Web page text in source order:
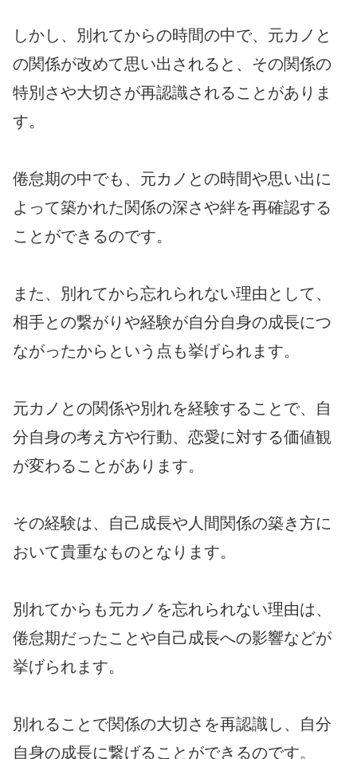
しかし、別れてからの時間の中で、元カノと
の関係が改めて思い出されると、その関係の
特別さや大切さが再認識されることがありま
す。
倦怠期の中でも、元カノとの時間や思い出に
よって築かれた関係の深さや絆を再確認する
ことができるのです。
また、別れてから忘れられない理由として、
相手との繋がりや経験が自分自身の成長につ
ながったからという点も挙げられます。
元カノとの関係や別れを経験することで、自
分自身の考え方や行動、恋愛に対する価値観
が変わることがあります。
その経験は、自己成長や人間関係の築き方に
おいて貴重なものとなります。
別れてからも元カノを忘れられない理由は、
倦怠期だったことや自己成長への影響などが
挙げられます。
別れることで関係の大切さを再認識し、自分
自身の成長に繋げることができるのです。